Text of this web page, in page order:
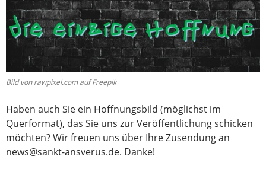
Bild von rawpixel.com auf Freepik
Haben auch Sie ein Hoffnungsbild (möglichst im
Querformat), das Sie uns zur Veröffentlichung schicken
möchten? Wir freuen uns über Ihre Zusendung an
news@sankt-ansverus.de. Danke!